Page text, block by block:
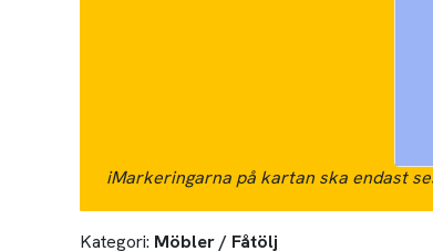
iMarkeringarna på kartan ska endast
Kategori: Möbler / Fåtölj